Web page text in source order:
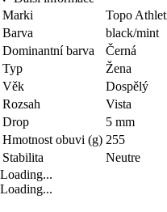
Marki
Topo
Barva
black/mint
Dominantní barva
Černá
Typ
Žena
Věk
Dospělý
Rozsah
Vista
Drop
5 mm
Hmotnost obuvi (g) 255
Stabilita
Neutre
Loading...
Loading...